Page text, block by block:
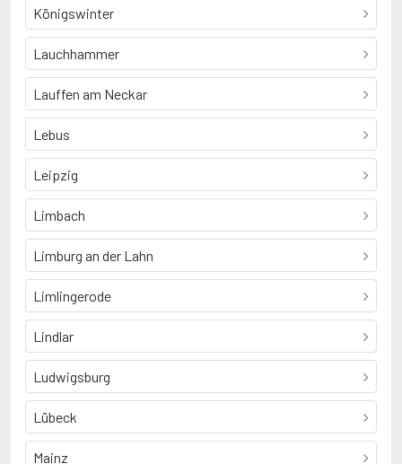
Königswinter
Lauchhammer
Lauffen am Neckar
Lebus
Leipzig
Limbach
Limburg an der Lahn
Limlingerode
Lindlar
Ludwigsburg
Lübeck
Mainz